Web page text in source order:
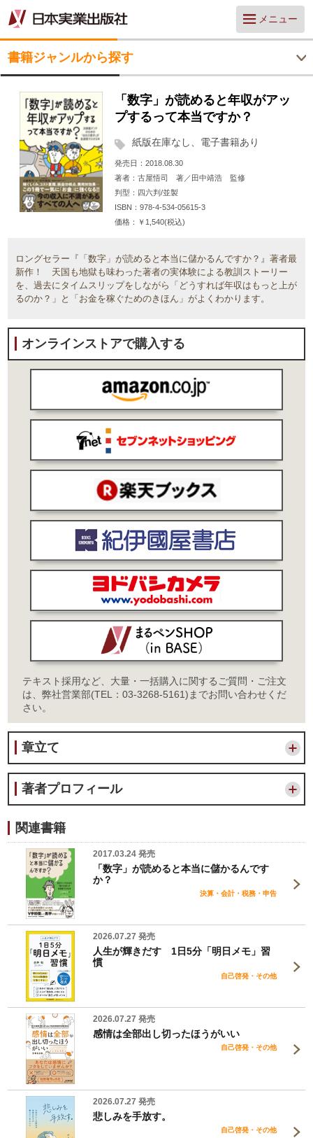
メニュー
書籍ジャンルから探す
「数字」が読めると年収がアッ
プするって本当ですか？
紙版在庫なし、電子書籍あり
発売日
2018.08.30
著者
古屋悟司 著／田中靖浩 監修
判型
四六判/並製
ISBN
978-4-534-05615-3
価格
￥1,540(税込)
ロングセラー『「数字」が読めると本当に儲かるんですか？』著者最
新作！ 天国も地獄も味わった著者の実体験による教訓ストーリー
を、過去にタイムスリップをしながら「どうすれば年収はもっと上が
るのか？」と「お金を稼ぐためのきほん」がよくわかります。
オンラインストアで購入する
テキスト採用など、大量・一括購入に関するご質問・ご注文
は、弊社営業部(TEL：03-3268-5161)までお問い合わせくだ
さい。
章立て
著者プロフィール
関連書籍
2017.03.24 発売
「数字」が読めると本当に儲かるんです
か？
決算・会計・税務・申告
2026.07.27 発売
人生が輝きだす 1日5分「明日メモ」習
慣
自己啓発・その他
2026.07.27 発売
感情は全部出し切ったほうがいい
自己啓発・その他
2026.07.27 発売
悲しみを手放す。
自己啓発・その他